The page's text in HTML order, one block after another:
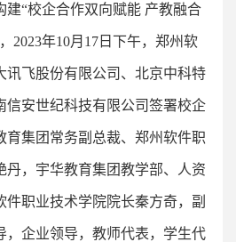
建“校企合作双向赋能 产教融合
2023年10月17日下午，郑州软
讯飞股份有限公司、北京中科特
信安世纪科技有限公司签署校企
育集团常务副总裁、郑州软件职
丹，宇华教育集团教学部、人资
职业技术学院院长秦方奇，副
，企业领导，教师代表，学生代